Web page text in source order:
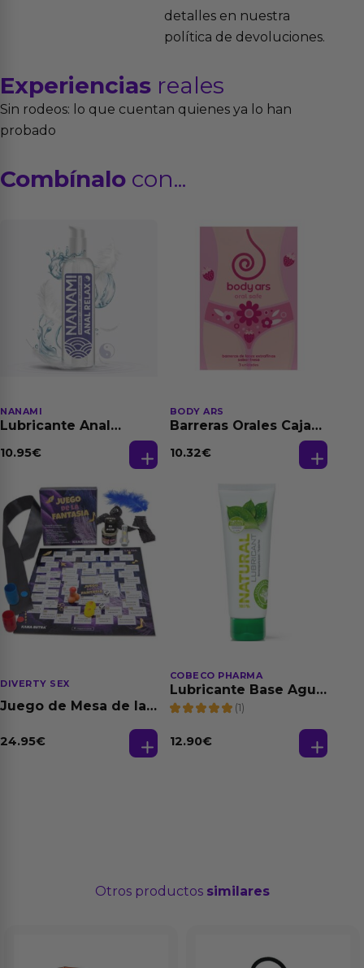
detalles en nuestra
política de devoluciones.
Experiencias reales
Sin rodeos: lo que cuentan quienes ya lo han
probado
Combínalo con...
NANAMI
Lubricante Anal
Dilatación Base Agua
10.95€
BODY ARS
Barreras Orales Caja
10.32€
DIVERTY SEX
Juego de Mesa de las
24.95€
COBECO PHARMA
Lubricante Base Agua
100% Natural 125 ml
(1)
12.90€
Otros productos similares